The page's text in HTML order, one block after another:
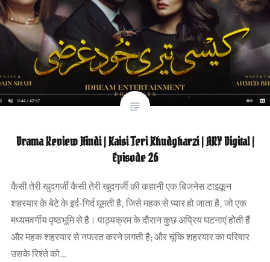
Drama Review Hindi | Kaisi Teri Khudgharzi | ARY Digital |
Episode 26
कैसी तेरी खुदगर्जी कैसी तेरी खुदगर्जी की कहानी एक बिजनेस टाइकून
शहरयार के बेटे के इर्द-गिर्द घूमती है, जिसे महक से प्यार हो जाता है, जो एक
मध्यमवर्गीय पृष्ठभूमि से है। पाठ्यक्रम के दौरान कुछ अप्रिय घटनाएं होती हैं
और महक शहरयार से नफरत करने लगती है; और चूंकि शहरयार का परिवार
उसके रिश्ते को…